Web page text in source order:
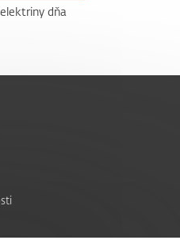
dňa